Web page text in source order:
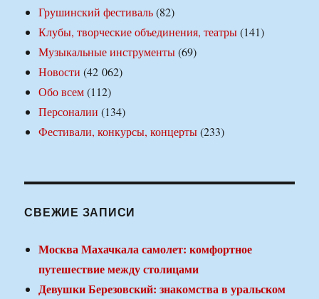
Грушинский фестиваль(82)
Клубы, творческие объединения, театры(141)
Музыкальные инструменты(69)
Новости (42 062)
Обо всем(112)
Персоналии (134)
Фестивали, конкурсы, концерты(233)
СВЕЖИЕ ЗАПИСИ
Москва Махачкала самолет: комфортное
путешествие между столицами
Девушки Березовский: знакомства в уральском